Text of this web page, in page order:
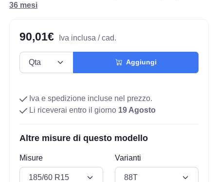
36 mesi
90,01€ Iva inclusa / cad.
Aggiungi
Iva e spedizione incluse nel prezzo.
Li riceverai entro il giorno 19 Agosto
Altre misure di questo modello
Misure Varianti